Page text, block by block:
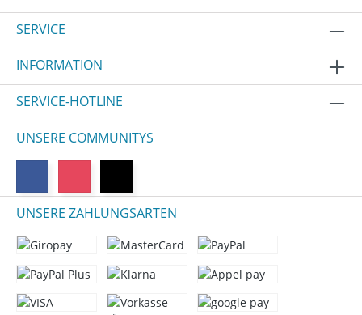
SERVICE
INFORMATION
SERVICE-HOTLINE
UNSERE COMMUNITYS
UNSERE ZAHLUNGSARTEN